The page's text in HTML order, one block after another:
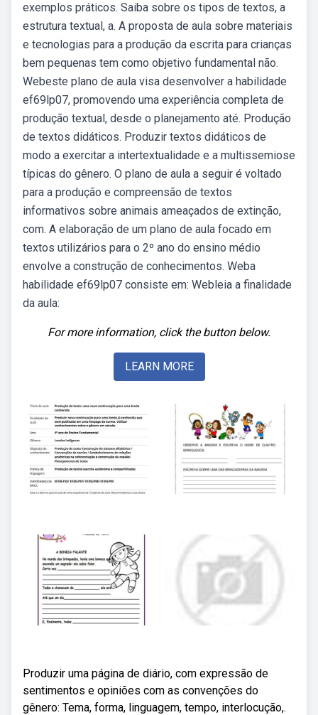
exemplos práticos. Saiba sobre os tipos de textos, a
estrutura textual, a. A proposta de aula sobre materiais
e tecnologias para a produção da escrita para crianças
bem pequenas tem como objetivo fundamental não.
Webeste plano de aula visa desenvolver a habilidade
ef69lp07, promovendo uma experiência completa de
produção textual, desde o planejamento até. Produção
de textos didáticos. Produzir textos didáticos de
modo a exercitar a intertextualidade e a multissemiose
típicas do gênero. O plano de aula a seguir é voltado
para a produção e compreensão de textos
informativos sobre animais ameaçados de extinção,
com. A elaboração de um plano de aula focado em
textos utilizários para o 2º ano do ensino médio
envolve a construção de conhecimentos. Weba
habilidade ef69lp07 consiste em: Webleia a finalidade
da aula:
For more information, click the button below.
LEARN MORE
Produzir uma página de diário, com expressão de
sentimentos e opiniões com as convenções do
gênero: Tema, forma, linguagem, tempo, interlocução,.